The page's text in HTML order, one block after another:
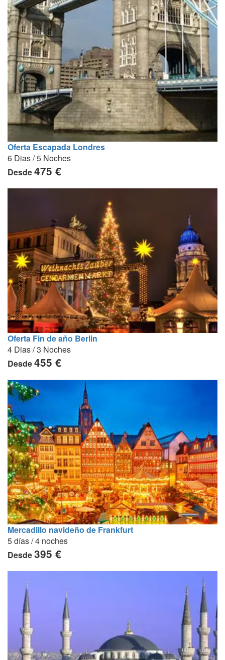
Oferta Escapada Londres
6 Dias / 5 Noches
Desde475 €
Oferta Fin de año Berlin
4 Dias / 3 Noches
Desde455 €
Mercadillo navideño de Frankfurt
5 días / 4 noches
Desde395 €